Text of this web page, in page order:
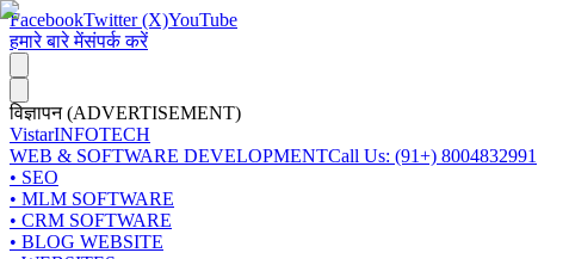
FacebookTwitter (X)YouTube
हमारे बारे मेंसंपर्क करें
विज्ञापन (ADVERTISEMENT)
VistarINFOTECH
WEB & SOFTWARE DEVELOPMENTCall Us: (91+) 8004832991
• SEO
• MLM SOFTWARE
• CRM SOFTWARE
• BLOG WEBSITE